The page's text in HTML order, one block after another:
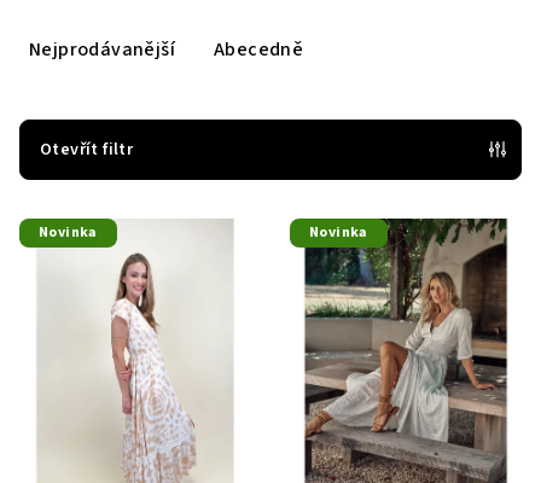
r
o
d
Nejprodávanější Abecedně
Otevřít filtr
V
ý
Novinka Novinka